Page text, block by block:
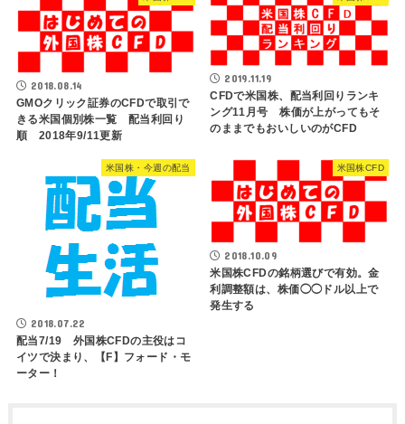
2018.08.14
GMOクリック証券のCFDで取引で
きる米国個別株一覧 配当利回り
順 2018年9/11更新
2019.11.19
CFDで米国株、配当利回りランキ
ング11月号 株価が上がってもそ
のままでもおいしいのがCFD
米国株・今週の配当
2018.07.22
配当7/19 外国株CFDの主役はコ
イツで決まり、【F】フォード・モ
ーター！
米国株CFD
2018.10.09
米国株CFDの銘柄選びで有効。金
利調整額は、株価◯◯ドル以上で
発生する